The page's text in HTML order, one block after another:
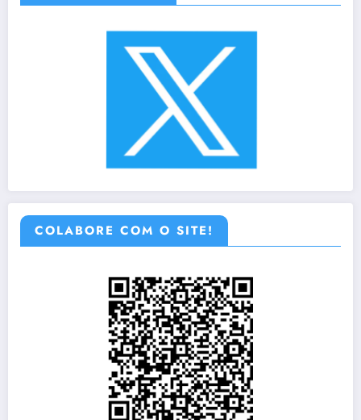
COLABORE COM O SITE!